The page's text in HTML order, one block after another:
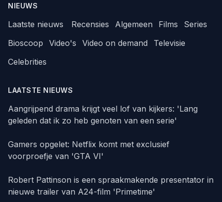
NIEUWS
Laatste nieuws Recensies Algemeen Films
Series
Bioscoop
Video's Video on demand
Televisie
Celebrities
LAATSTE NIEUWS
Aangrijpend drama krijgt veel lof van kijkers: 'Lang
geleden dat ik zo heb genoten van een serie'
Gamers opgelet: Netflix komt met exclusief
voorproefje van 'GTA VI'
Robert Pattinson is een spraakmakende presentator in
nieuwe trailer van A24-film 'Primetime'